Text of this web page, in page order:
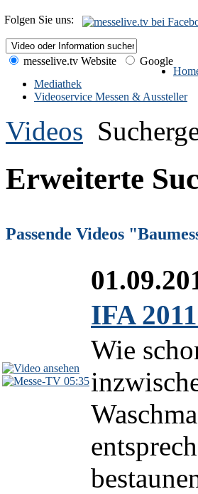
Folgen Sie uns:
messelive.tv Website
Google
Mediathek
Videoservice Messen & Aussteller
Videos
Erweiterte
Passende Videos
05:35
IFA
Wie